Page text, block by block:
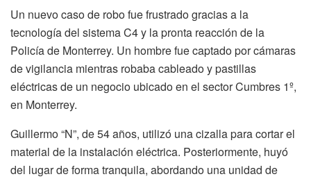
Un nuevo caso de robo fue frustrado gracias a la
tecnología del sistema C4 y la pronta reacción de la
Policía de Monterrey. Un hombre fue captado por cámaras
de vigilancia mientras robaba cableado y pastillas
eléctricas de un negocio ubicado en el sector Cumbres 1º,
en Monterrey.
Guillermo “N”, de 54 años, utilizó una cizalla para cortar el
material de la instalación eléctrica. Posteriormente, huyó
del lugar de forma tranquila, abordando una unidad de